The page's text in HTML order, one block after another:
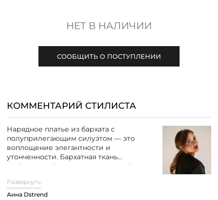
ТАБЛИЦА РАЗМЕРОВ
MANAGER@DSTREND.RU
НЕТ В НАЛИЧИИ
СООБЩИТЬ О ПОСТУПЛЕНИИ
КОММЕНТАРИЙ СТИЛИСТА
Нарядное платье из бархата с
полуприлегающим силуэтом — это
воплощение элегантности и
утонченности. Бархатная ткань
добавляет образу роскоши и глубины, а
выгодно подчеркивают фигуру,
создавая изящный силуэт. Эффектное
Развернуть
Анна Dstrend